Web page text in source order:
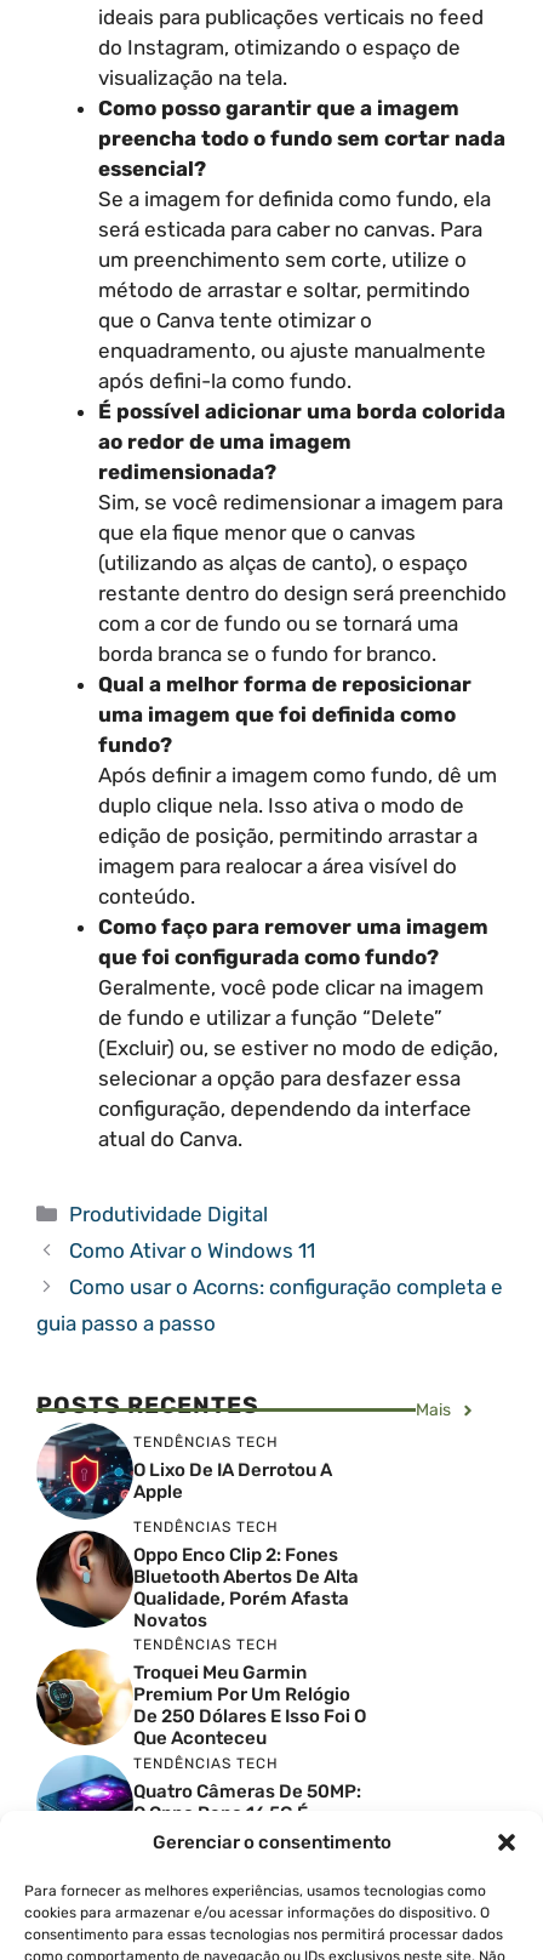
Gerenciar o consentimento
Para fornecer as melhores experiências, usamos tecnologias como
cookies para armazenar e/ou acessar informações do dispositivo. O
consentimento para essas tecnologias nos permitirá processar dados
como comportamento de navegação ou IDs exclusivos neste site. Não
ideais para publicações verticais no feed
do Instagram, otimizando o espaço de
visualização na tela.
Como posso garantir que a imagem
preencha todo o fundo sem cortar nada
essencial?
Se a imagem for definida como fundo, ela
será esticada para caber no canvas. Para
um preenchimento sem corte, utilize o
método de arrastar e soltar, permitindo
que o Canva tente otimizar o
enquadramento, ou ajuste manualmente
após defini-la como fundo.
É possível adicionar uma borda colorida
ao redor de uma imagem
redimensionada?
Sim, se você redimensionar a imagem para
que ela fique menor que o canvas
(utilizando as alças de canto), o espaço
restante dentro do design será preenchido
com a cor de fundo ou se tornará uma
borda branca se o fundo for branco.
Qual a melhor forma de reposicionar
uma imagem que foi definida como
fundo?
Após definir a imagem como fundo, dê um
duplo clique nela. Isso ativa o modo de
edição de posição, permitindo arrastar a
imagem para realocar a área visível do
conteúdo.
Como faço para remover uma imagem
que foi configurada como fundo?
Geralmente, você pode clicar na imagem
de fundo e utilizar a função “Delete”
(Excluir) ou, se estiver no modo de edição,
selecionar a opção para desfazer essa
configuração, dependendo da interface
atual do Canva.
Categorias
Produtividade Digital
Como Ativar o Windows 11
Como usar o Acorns: configuração completa e
guia passo a passo
POSTS RECENTES Mais
TENDÊNCIAS TECH
O Lixo De IA Derrotou A
Apple
TENDÊNCIAS TECH
Oppo Enco Clip 2: Fones
Bluetooth Abertos De Alta
Qualidade, Porém Afasta
Novatos
TENDÊNCIAS TECH
Troquei Meu Garmin
Premium Por Um Relógio
De 250 Dólares E Isso Foi O
Que Aconteceu
TENDÊNCIAS TECH
Quatro Câmeras De 50MP:
O Oppo Reno 16 5G É
Absurdo
Comparativo De
Especificações Entre O
Vivo X300 Ultra E O
Samsung Galaxy S26 Ultra